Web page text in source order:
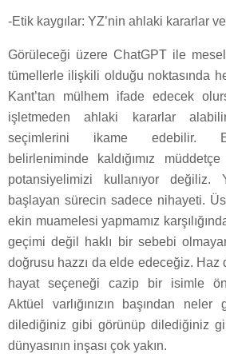
-Etik kaygılar: YZ’nin ahlaki kararlar
Görüleceği üzere ChatGPT ile
tümellerle ilişkili olduğu noktasında
Kant’tan mülhem ifade edecek
işletmeden ahlaki kararlar
seçimlerini ikame edebilir.
belirleniminde kaldığımız
potansiyelimizi kullanıyor değiliz.
başlayan sürecin sadece nihayeti.
ekin muamelesi yapmamız
geçimi değil haklı bir sebebi
doğrusu hazzı da elde edeceğiz.
hayat seçeneği cazip bir isimle
Aktüel varlığınızın başından neler
dilediğiniz gibi görünüp dilediğiniz
dünyasının inşası çok yakın.